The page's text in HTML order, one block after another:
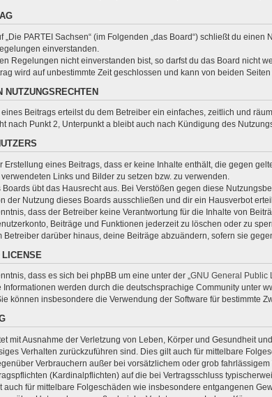
„Die PARTEI Sachsen“ (im Folgenden „das Board“) schließt du
einverstanden.
Regelungen nicht einverstanden bist, so darfst du das Board nicht
wird auf unbestimmte Zeit geschlossen und kann von beiden
NUTZUNGSRECHTEN
eines Beitrags erteilst du dem Betreiber ein einfaches, zeitlich und
nach Punkt 2, Unterpunkt a bleibt auch nach Kündigung des
Erstellung eines Beitrags, dass er keine Inhalte enthält, die gegen
Links und Bilder zu setzen bzw. zu verwenden.
Boards übt das Hausrecht aus. Bei Verstößen gegen diese
der Nutzung dieses Boards ausschließen und dir ein Hausverbot
dass der Betreiber keine Verantwortung für die Inhalte von
Beiträge und Funktionen jederzeit zu löschen oder zu
Betreiber darüber hinaus, deine Beiträge abzuändern, sofern sie
dass es sich bei phpBB um eine unter der „GNU General Public
werden durch die deutschsprachige Community unter
können insbesondere die Verwendung der Software für bestimmte
mit Ausnahme der Verletzung von Leben, Körper und Gesundheit
Verhalten zurückzuführen sind. Dies gilt auch für mittelbare
Verbrauchern außer bei vorsätzlichem oder grob
(Kardinalpflichten) auf die bei Vertragsschluss
auch für mittelbare Folgeschäden wie insbesondere entgangenen